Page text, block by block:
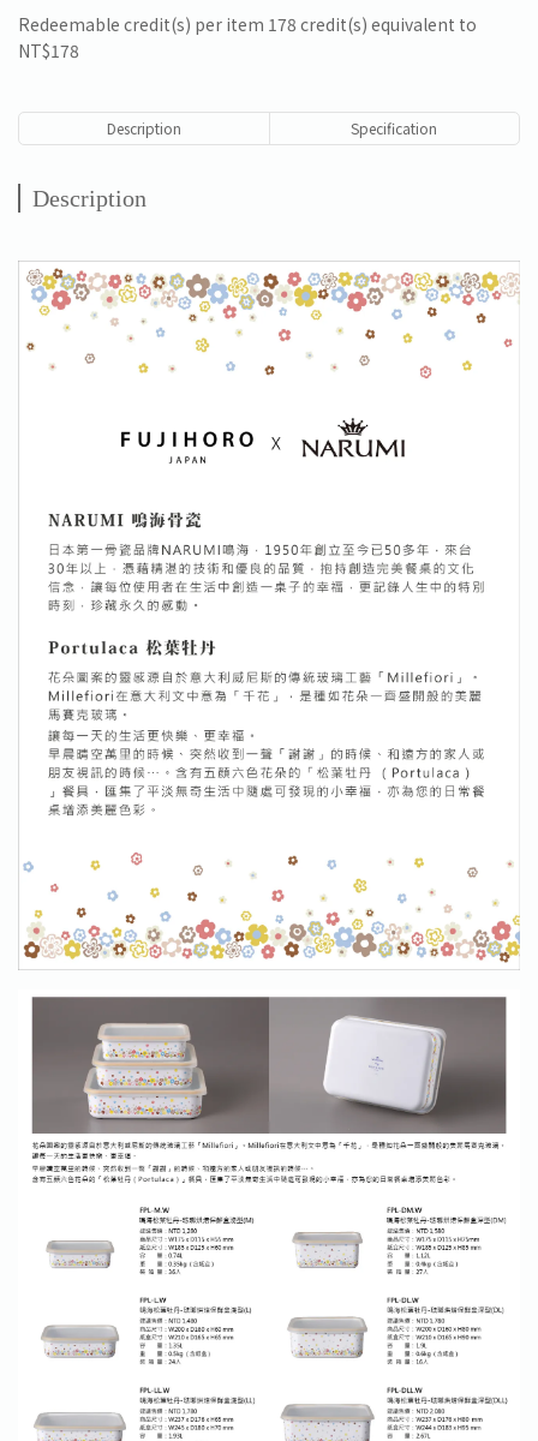
Redeemable credit(s) per item 178 credit(s) equivalent to
NT$178
Description Specification
Description